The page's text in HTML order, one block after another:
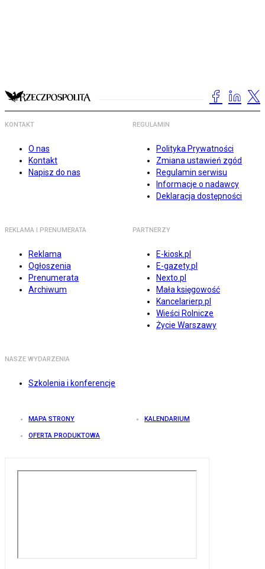
KONTAKT
O nas
Kontakt
Napisz do nas
REGULAMIN
Polityka Prywatności
Zmiana ustawień zgód
Regulamin serwisu
Informacje o nadawcy
Deklaracja dostępności
REKLAMA I PRENUMERATA
Reklama
Ogłoszenia
Prenumerata
Archiwum
PARTNERZY
E-kiosk.pl
E-gazety.pl
Nexto.pl
Mała księgowość
Kancelarierp.pl
Wieści Rolnicze
Życie Warszawy
NASZE WYDARZENIA
Szkolenia i konferencje
MAPA STRONY KALENDARIUM
OFERTA PRODUKTOWA